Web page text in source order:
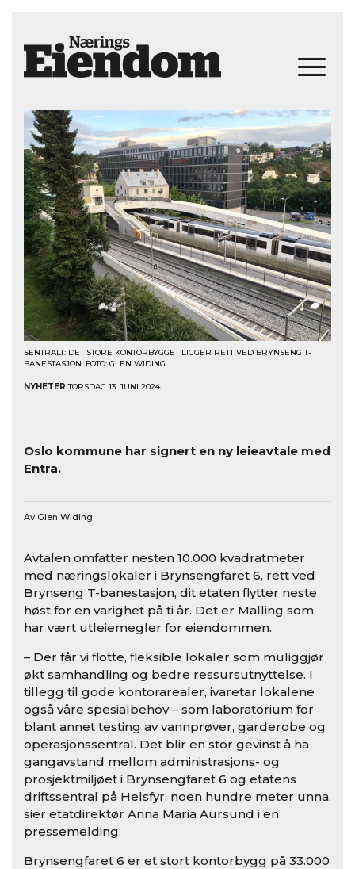
SENTRALT: DET STORE KONTORBYGGET LIGGER RETT VED BRYNSENG T-
BANESTASJON. FOTO: GLEN WIDING
NYHETER TORSDAG 13. JUNI 2024
Oslo kommune har signert en ny leieavtale med
Entra.
Av Glen Widing
Avtalen omfatter nesten 10.000 kvadratmeter
med næringslokaler i Brynsengfaret 6, rett ved
Brynseng T-banestasjon, dit etaten flytter neste
høst for en varighet på ti år. Det er Malling som
har vært utleiemegler for eiendommen.
– Der får vi flotte, fleksible lokaler som muliggjør
økt samhandling og bedre ressursutnyttelse. I
tillegg til gode kontorarealer, ivaretar lokalene
også våre spesialbehov – som laboratorium for
blant annet testing av vannprøver, garderobe og
operasjonssentral. Det blir en stor gevinst å ha
gangavstand mellom administrasjons- og
prosjektmiljøet i Brynsengfaret 6 og etatens
driftssentral på Helsfyr, noen hundre meter unna,
sier etatdirektør Anna Maria Aursund i en
pressemelding.
Brynsengfaret 6 er et stort kontorbygg på 33.000